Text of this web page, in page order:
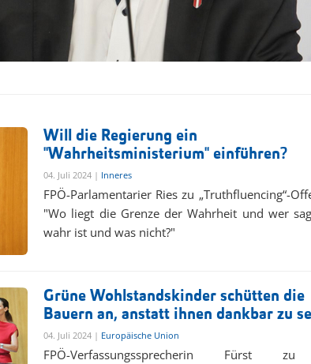
Will die Regierung ein
"Wahrheitsministerium" einführen?
04. Juli 2024 | Inneres
FPÖ-Parlamentarier Ries zu „Truthfluencing“-
"Wo liegt die Grenze der Wahrheit und wer
wahr ist und was nicht?"
Grüne Wohlstandskinder schütten die
Bauern an, anstatt ihnen dankbar zu
04. Juli 2024 | Europäische Union
FPÖ-Verfassungssprecherin Fürst